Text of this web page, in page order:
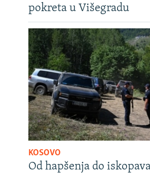
pokreta u Višegradu
KOSOVO
Od hapšenja do